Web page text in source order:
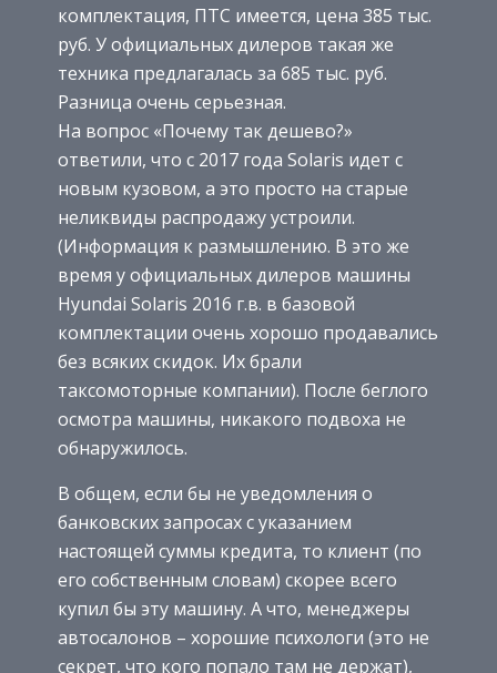
комплектация, ПТС имеется, цена 385 тыс.
руб. У официальных дилеров такая же
техника предлагалась за 685 тыс. руб.
Разница очень серьезная.
На вопрос «Почему так дешево?»
ответили, что с 2017 года Solaris идет с
новым кузовом, а это просто на старые
неликвиды распродажу устроили.
(Информация к размышлению. В это же
время у официальных дилеров машины
Hyundai Solaris 2016 г.в. в базовой
комплектации очень хорошо продавались
без всяких скидок. Их брали
таксомоторные компании). После беглого
осмотра машины, никакого подвоха не
обнаружилось.
В общем, если бы не уведомления о
банковских запросах с указанием
настоящей суммы кредита, то клиент (по
его собственным словам) скорее всего
купил бы эту машину. А что, менеджеры
автосалонов – хорошие психологи (это не
секрет, что кого попало там не держат),